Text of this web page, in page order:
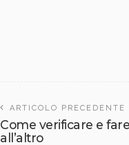
ARTICOLO PRECEDENTE
Come verificare e
all’altro